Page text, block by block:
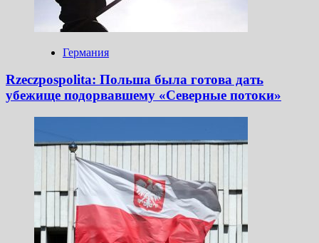
Германия
Rzeczpospolita: Польша была готова дать
убежище подорвавшему «Северные потоки»